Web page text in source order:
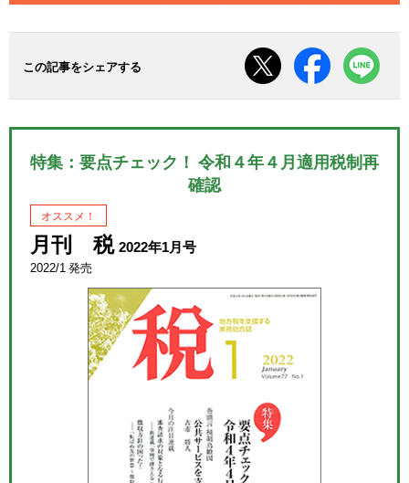
この記事をシェアする
特集：要点チェック！ 令和４年４月適用税制再
確認
オススメ！
月刊 税 2022年1月号
2022/1 発売